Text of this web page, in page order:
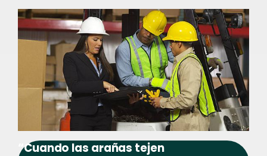
“Cuando las arañas tejen